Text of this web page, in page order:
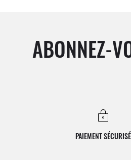
ABONNEZ-
PAIEMENT SÉCURISÉ